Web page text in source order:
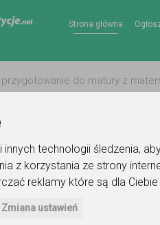
technologii śledzenia,
z korzystania ze strony
reklamy które są dla
Zmiana ustawień
Strona główna
język polski kursy dla dzieci